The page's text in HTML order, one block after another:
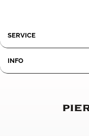
SERVICE
INFO